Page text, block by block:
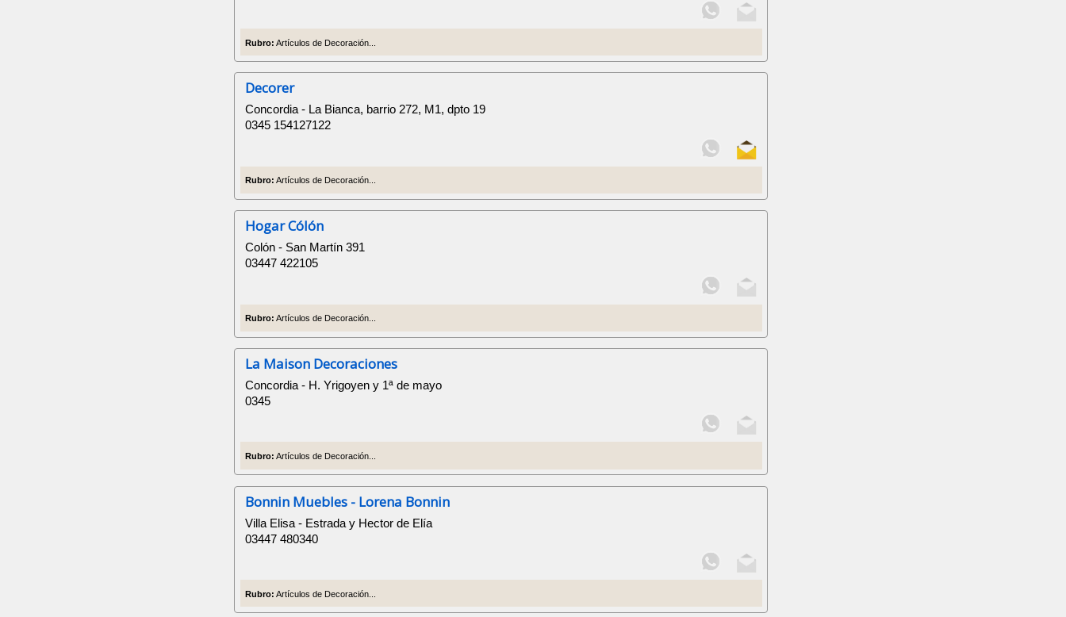
Rubro: Artículos de Decoración...
Decorer
Concordia - La Bianca, barrio 272, M1, dpto 19
0345 154127122
Rubro: Artículos de Decoración...
Hogar Cólón
Colón - San Martín 391
03447 422105
Rubro: Artículos de Decoración...
La Maison Decoraciones
Concordia - H. Yrigoyen y 1ª de mayo
0345
Rubro: Artículos de Decoración...
Bonnin Muebles - Lorena Bonnin
Villa Elisa - Estrada y Hector de Elía
03447 480340
Rubro: Artículos de Decoración...